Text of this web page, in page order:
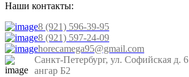
Наши контакты:
8 (921) 596-39-95
8 (921) 597-24-09
horecamega95@gmail.com
Санкт-Петербург, ул. Софийская д.
ангар Б2